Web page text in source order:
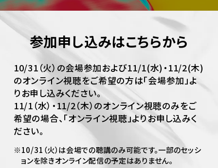
参加申し込みはこちらから
10/31（火）の会場参加および11/1(水)・11/2(木)
のオンライン視聴をご希望の方は「会場参加」よ
りお申し込みください。
11/1（水）・11/2（木）のオンライン視聴のみをご
希望の場合、「オンライン視聴」よりお申し込みく
ださい。
※10/31（火）は会場での聴講のみ可能です。一部のセッシ
ョンを除きオンライン配信の予定はありません。